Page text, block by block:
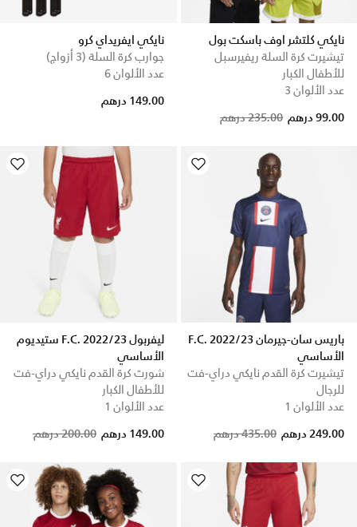
نايكي كلتشر اوف باسكت بول
تيشيرت كرة السلة ريفيرسبل
للأطفال الكبار
عدد الألوان 3
Price reduced from
235.00 درهم to 99.00 درهم
نايكي ايفريداي كرو
جوارب كرة السلة (3 أزواج)
عدد الألوان 6
149.00 درهم
باريس سان-جيرمان F.C. 2022/23
الأساسي
تيشيرت كرة القدم نايكي دراي-فت
للرجال
عدد الألوان 1
Price reduced from
435.00 درهم to 249.00 درهم
ليفربول F.C. 2022/23 ستيديوم
الأساسي
شورت كرة القدم نايكي دراي-فت
للأطفال الكبار
عدد الألوان 1
Price reduced from
200.00 درهم to 149.00 درهم